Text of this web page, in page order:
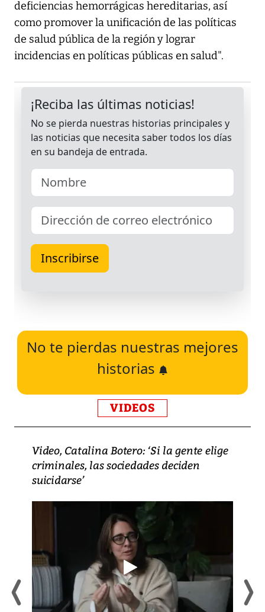
deficiencias hemorrágicas hereditarias, así
como promover la unificación de las políticas
de salud pública de la región y lograr
incidencias en políticas públicas en salud".
No te pierdas nuestras mejores
historias
VIDEOS
Video, Catalina Botero: ‘Si la gente elige
criminales, las sociedades deciden
suicidarse’